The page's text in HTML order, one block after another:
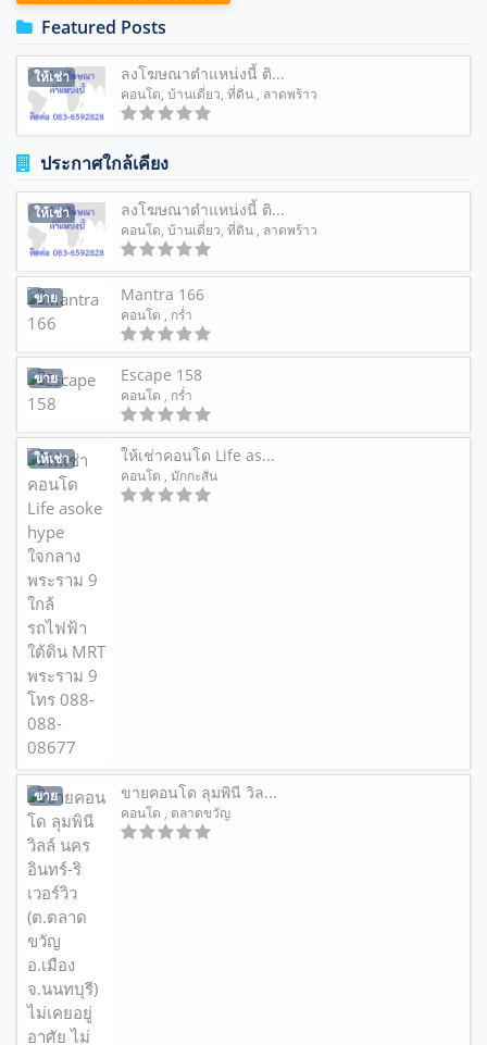
Featured Posts
ให้เช่า ลงโฆษณาตำแหน่งนี้ ติ...
คอนโด, บ้านเดี่ยว, ที่ดิน , ลาดพร้าว
ประกาศใกล้เคียง
ให้เช่า ลงโฆษณาตำแหน่งนี้ ติ...
คอนโด, บ้านเดี่ยว, ที่ดิน , ลาดพร้าว
ขาย Mantra 166
คอนโด , กร่ำ
ขาย Escape 158
คอนโด , กร่ำ
ให้เช่า ให้เช่าคอนโด Life as...
คอนโด , มักกะสัน
ขาย ขายคอนโด ลุมพินี วิล...
คอนโด , ตลาดขวัญ